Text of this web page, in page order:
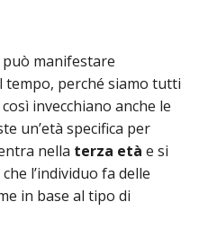
può manifestare
tempo, perché siamo tutti
invecchiano anche le
un’età specifica per
nella terza età e si
l’individuo fa delle
in base al tipo di